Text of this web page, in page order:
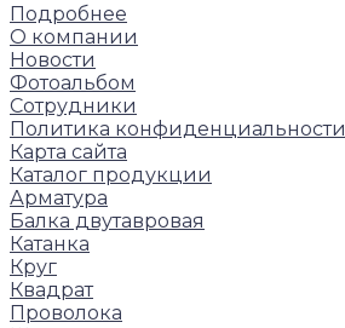
Подробнее
О компании
Новости
Фотоальбом
Сотрудники
Политика конфиденциальности
Карта сайта
Каталог продукции
Арматура
Балка двутавровая
Катанка
Круг
Квадрат
Проволока